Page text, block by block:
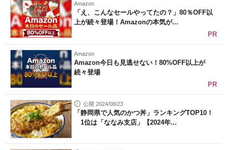
Amazon
「え、こんなセールやってたの？」80％OFF以
上が続々登場！Amazonの本気が...
PR
Amazon
Amazon今日も見逃せない！80%OFF以上が
続々登場
PR
公開 2024/08/23
「静岡県で人気のかつ丼」ランキングTOP10！
1位は「ななみ支店」【2024年...